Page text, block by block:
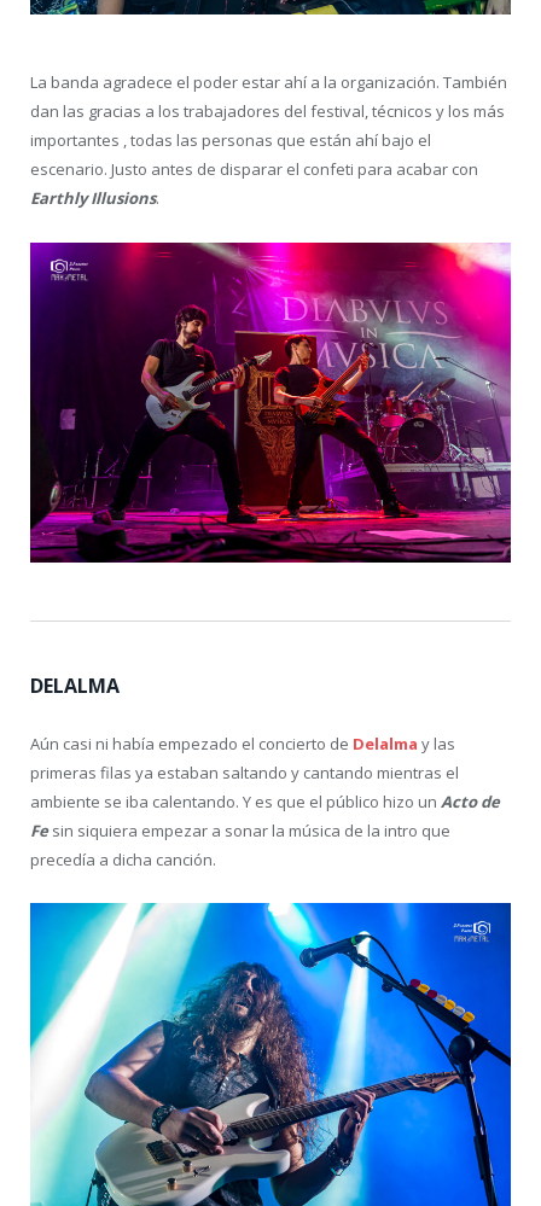
La banda agradece el poder estar ahí a la organización. También
dan las gracias a los trabajadores del festival, técnicos y los más
importantes , todas las personas que están ahí bajo el
escenario. Justo antes de disparar el confeti para acabar con
Earthly Illusions.
DELALMA
Aún casi ni había empezado el concierto de Delalma y las
primeras filas ya estaban saltando y cantando mientras el
ambiente se iba calentando. Y es que el público hizo un Acto de
Fesin siquiera empezar a sonar la música de la intro que
precedía a dicha canción.